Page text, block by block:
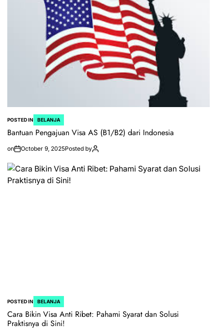
POSTED IN BELANJA
Bantuan Pengajuan Visa AS (B1/B2) dari Indonesia
on October 9, 2025Posted by
POSTED IN BELANJA
Cara Bikin Visa Anti Ribet: Pahami Syarat dan Solusi
Praktisnya di Sini!